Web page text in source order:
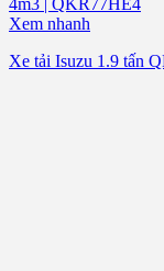
Xem nhanh
Xe tải Isuzu 1.9 tấn